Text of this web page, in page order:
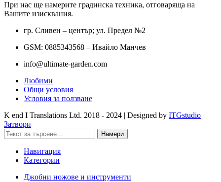
При нас ще намерите градинска техника, отговаряща на
Вашите изисквания.
гр. Сливен – център; ул. Предел №2
GSM: 0885343568 – Ивайло Манчев
info@ultimate-garden.com
Любими
Общи условия
Условия за ползване
K end I Translations Ltd. 2018 - 2024 | Designed by ITGstudio
Затвори
Намери
Навигация
Категории
Джобни ножове и инструменти